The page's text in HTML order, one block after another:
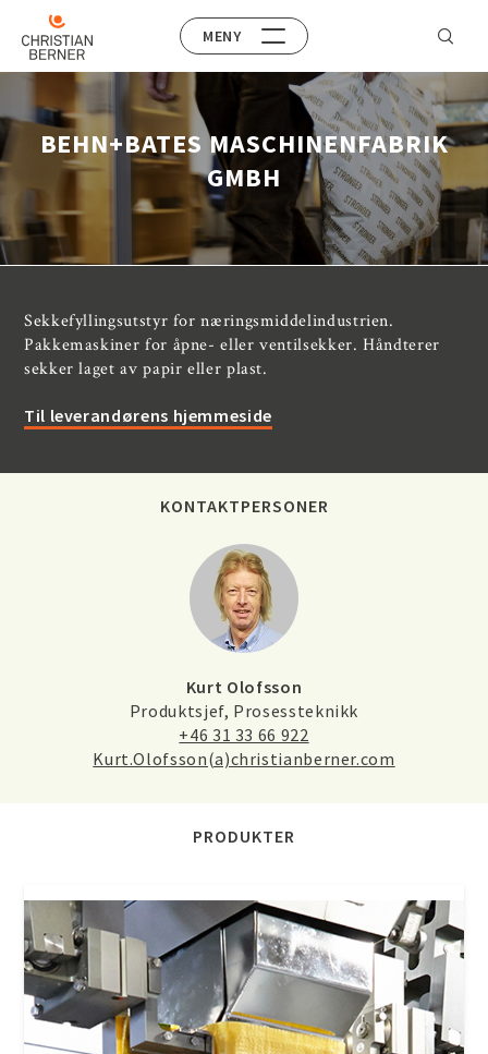
MENY
BEHN+BATES MASCHINENFABRIK
GMBH
Sekkefyllingsutstyr for næringsmiddelindustrien.
Pakkemaskiner for åpne- eller ventilsekker. Håndterer
sekker laget av papir eller plast.
Til leverandørens hjemmeside
KONTAKTPERSONER
Kurt Olofsson
Produktsjef, Prosessteknikk
+46 31 33 66 922
Kurt.Olofsson(a)christianberner.com
PRODUKTER